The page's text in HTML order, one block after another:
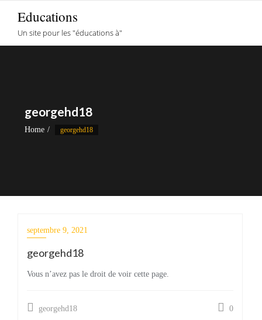
content
Educations
Un site pour les "éducations à"
georgehd18
Home georgehd18
septembre 9, 2021
georgehd18
Vous n’avez pas le droit de voir cette page.
georgehd18 0